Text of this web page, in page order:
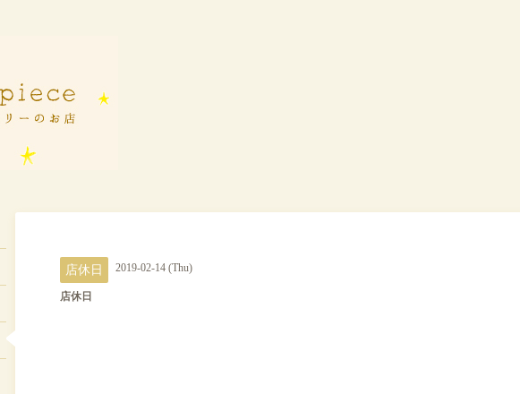
店休日 2019-02-14 (Thu)
店休日